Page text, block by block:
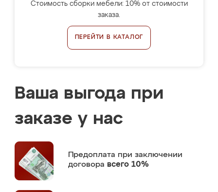
Стоимость сборки мебели: 10% от стоимости
заказа.
ПЕРЕЙТИ В КАТАЛОГ
Ваша выгода при
заказе у нас
Предоплата при заключении
договора всего 10%